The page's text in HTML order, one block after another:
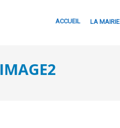
ACCUEIL LA MAIRIE
IMAGE2